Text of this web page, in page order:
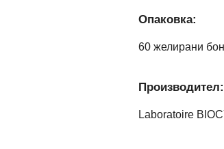
Опаковка:
60 желирани
Производител:
Laboratoire